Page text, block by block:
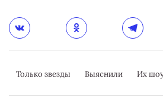
Только звезды Выяснили Их